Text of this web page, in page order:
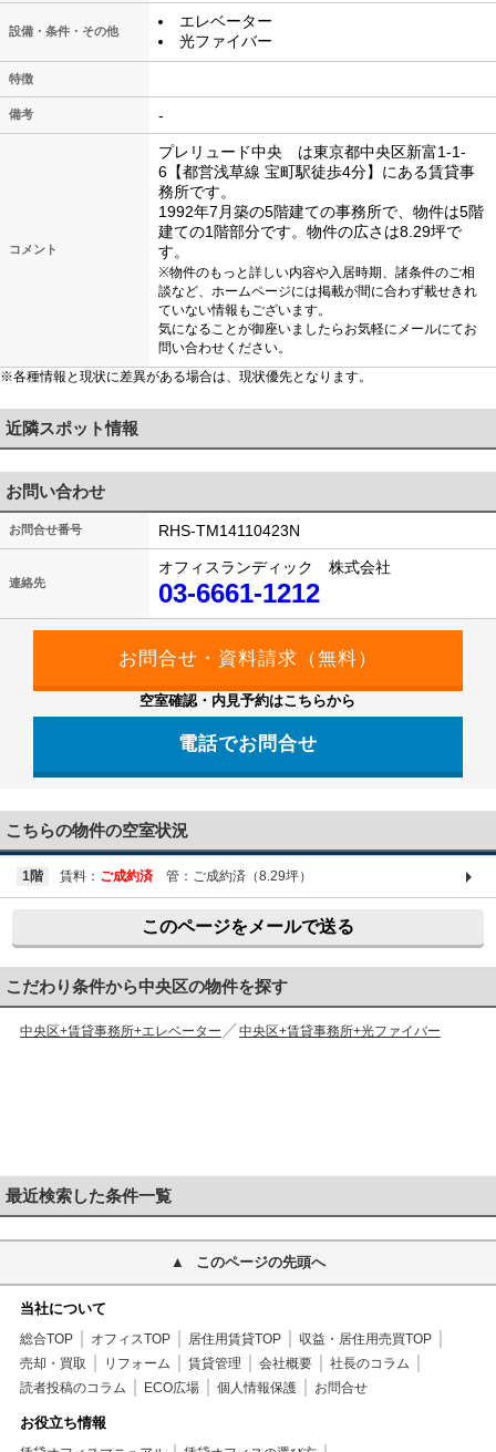
設備・条件・その他
エレベーター
光ファイバー
特徴
備考 -
コメント
プレリュード中央 は東京都中央区新富1-1-
6【都営浅草線 宝町駅徒歩4分】にある賃貸事
務所です。
1992年7月築の5階建ての事務所で、物件は5階
建ての1階部分です。物件の広さは8.29坪で
す。
※物件のもっと詳しい内容や入居時期、諸条件のご相
談など、ホームページには掲載が間に合わず載せきれ
ていない情報もございます。
気になることが御座いましたらお気軽にメールにてお
問い合わせください。
※各種情報と現状に差異がある場合は、現状優先となります。
近隣スポット情報
お問い合わせ
お問合せ番号 RHS-TM14110423N
連絡先
オフィスランディック 株式会社
03-6661-1212
空室確認・内見予約はこちらから
電話でお問合せ
こちらの物件の空室状況
1階 賃料： ご成約済 管：ご成約済（8.29坪）
このページをメールで送る
こだわり条件から中央区の物件を探す
中央区+賃貸事務所+エレベーター 中央区+賃貸事務所+光ファイバー
最近検索した条件一覧
このページの先頭へ
当社について
総合TOP オフィスTOP 居住用賃貸TOP
収益・居住用売買TOP
売却・買取
リフォーム 賃貸管理 会社概要
社長のコラム
読者投稿のコラム
ECO広場 個人情報保護 お問合せ
お役立ち情報